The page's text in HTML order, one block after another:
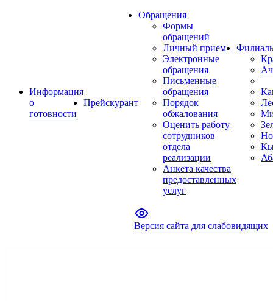
Информация
о
готовности
Прейскурант
Обращения
Формы
обращений
Личный прием
Электронные
обращения
Письменные
обращения
Порядок
обжалования
Оценить работу
сотрудников
отдела
реализации
Анкета качества
предоставленных
услуг
Версия сайта для слабовидящих